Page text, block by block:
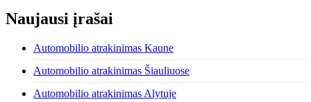
Naujausi įrašai
Automobilio atrakinimas Kaune
Automobilio atrakinimas Šiauliuose
Automobilio atrakinimas Alytuje